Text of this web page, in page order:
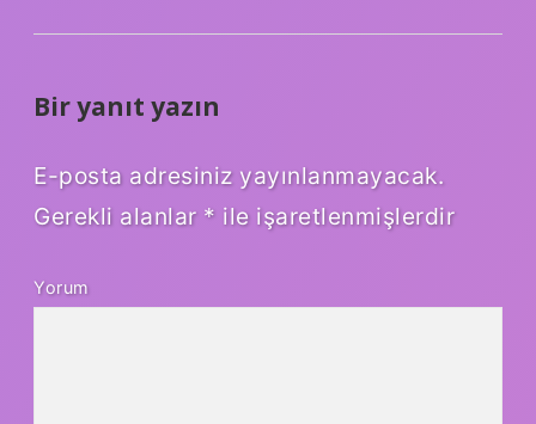
Bir yanıt yazın
E-posta adresiniz yayınlanmayacak.
Gerekli alanlar * ile işaretlenmişlerdir
Yorum